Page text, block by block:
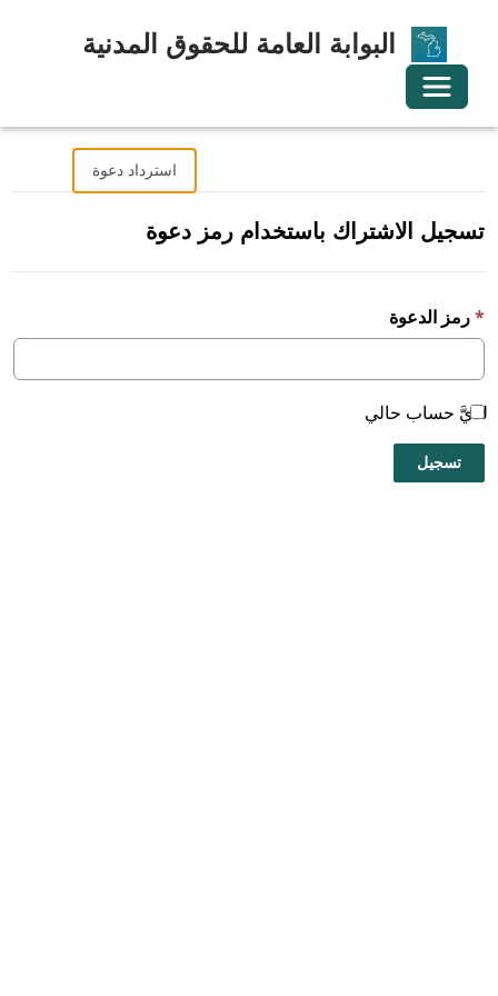
البوابة العامة للحقوق المدنية
تبديل التنقل
استرداد دعوة
تسجيل الاشتراك باستخدام رمز دعوة
رمز الدعوة
لديَّ حساب حالي
تسجيل